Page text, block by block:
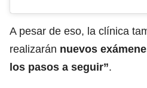
A pesar de eso, la clínica
realizarán nuevos
los pasos a seguir”.